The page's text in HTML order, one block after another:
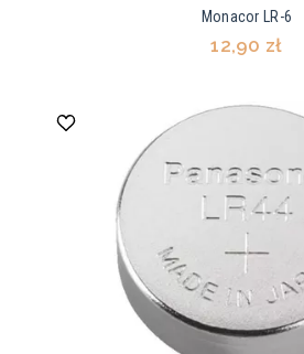
Monacor LR-6
12,90 zł